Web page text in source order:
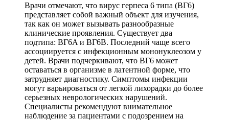
Врачи отмечают, что вирус герпеса 6 типа (ВГ6)
представляет собой важный объект для изучения,
так как он может вызывать разнообразные
клинические проявления. Существует два
подтипа: ВГ6A и ВГ6B. Последний чаще всего
ассоциируется с инфекционным мононуклеозом у
детей. Врачи подчеркивают, что ВГ6 может
оставаться в организме в латентной форме, что
затрудняет диагностику. Симптомы инфекции
могут варьироваться от легкой лихорадки до более
серьезных неврологических нарушений.
Специалисты рекомендуют внимательное
наблюдение за пациентами с подозрением на